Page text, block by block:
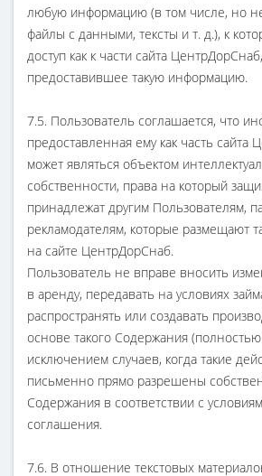
любую информацию (в том числе, но
файлы с данными, тексты и т. д.), к
доступ как к части сайта
предоставившее такую информацию.
7.5. Пользователь соглашается, что
предоставленная ему как часть сайта
может являться объектом
собственности, права на который
принадлежат другим Пользователям,
рекламодателям, которые размещают
на сайте ЦентрДорСнаб.
Пользователь не вправе вносить
в аренду, передавать на условиях
распространять или создавать
основе такого Содержания
исключением случаев, когда такие
письменно прямо разрешены
Содержания в соответствии с
соглашения.
7.6. В отношение текстовых